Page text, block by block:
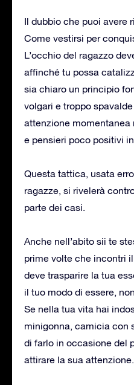
Il dubbio che puoi avere
Come vestirsi per
L’occhio del ragazzo
affinché tu possa
sia chiaro un principio
volgari e troppo
attenzione
e pensieri poco positivi
Questa tattica, usata
ragazze, si rivelerà
parte dei casi.
Anche nell’abito sii te
prime volte che incontri
deve trasparire la tua
il tuo modo di essere,
Se nella tua vita hai
minigonna, camicia con
di farlo in occasione del
attirare la sua attenzione.